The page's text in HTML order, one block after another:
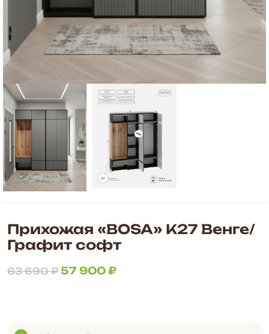
Прихожая «BOSA» К27 Венге/
Графит софт
63 690₽ 57 900₽